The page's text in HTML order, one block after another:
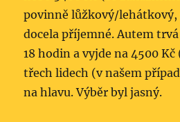
povinně lůžkový/lehátkový,
docela příjemné. Autem
18 hodin a vyjde na 4500
třech lidech (v našem
na hlavu. Výběr byl jasný.